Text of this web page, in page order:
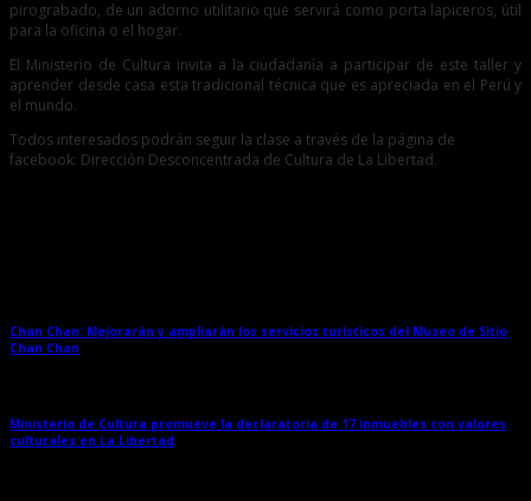
pirograbado, de un adorno utilitario que servirá como porta lapiceros, útil
para la oficina o el hogar.
El Ministerio de Cultura invita a la ciudadanía a participar de este taller y
aprender desde casa esta tradicional técnica que es apreciada en el Perú y
el mundo.
Todos interesados podrán seguir la clase a través de la página de
facebook: Dirección Desconcentrada de Cultura de La Libertad.
Chan Chan: Mejorarán y ampliarán los servicios turísticos del Museo de Sitio
Chan Chan
Ministerio de Cultura promueve la declaratoria de 17 inmuebles con valores
culturales en La Libertad